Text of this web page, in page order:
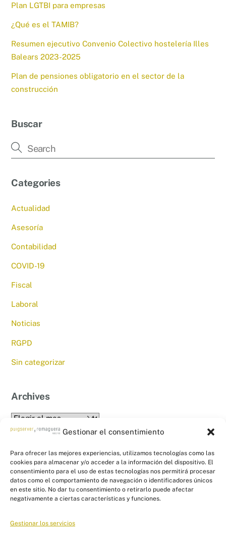
Gestionar el consentimiento
Para ofrecer las mejores experiencias, utilizamos tecnologías como las
cookies para almacenar y/o acceder a la información del dispositivo. El
consentimiento para el uso de estas tecnologías nos permitirá procesar
datos como el comportamiento de navegación o identificadores únicos
en este sitio. No dar tu consentimiento o retirarlo puede afectar
negativamente a ciertas características y funciones.
Gestionar los servicios
Plan LGTBI para empresas
¿Qué es el TAMIB?
Resumen ejecutivo Convenio Colectivo hostelería Illes
Balears 2023-2025
Plan de pensiones obligatorio en el sector de la
construcción
Buscar
Categories
Actualidad
Asesoría
Contabilidad
COVID-19
Fiscal
Laboral
Noticias
RGPD
Sin categorizar
Archives
Archives
Back
PYR Asesores - Asesoría Fiscal, Contable